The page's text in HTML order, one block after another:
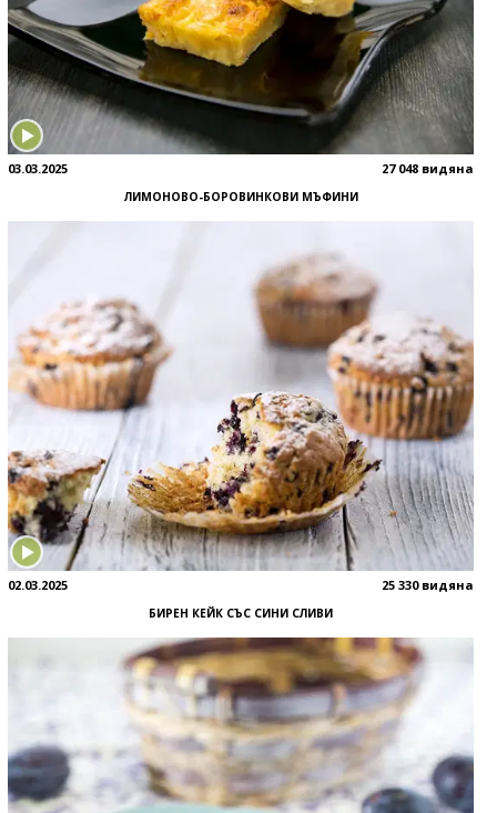
03.03.2025 27 048 видяна
ЛИМОНОВО-БОРОВИНКОВИ МЪФИНИ
02.03.2025 25 330 видяна
БИРЕН КЕЙК СЪС СИНИ СЛИВИ